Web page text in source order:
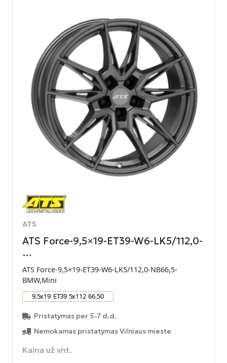
ATS
ATS Force-9,5×19-ET39-W6-LK5/112,0-
…
ATS Force-9,5×19-ET39-W6-LK5/112,0-NB66,5-
BMW,Mini
9.5x19 ET39 5x112 66.50
Pristatymas per 5-7 d.d.
Nemokamas pristatymas Vilniaus mieste
Kaina už vnt.